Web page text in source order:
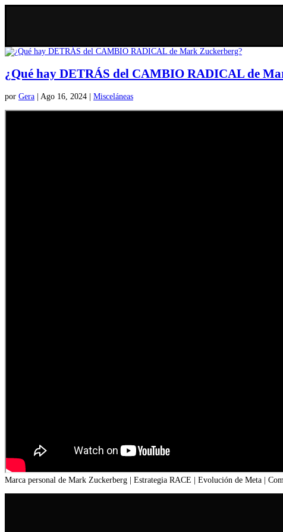
¿Qué hay DETRÁS del CAMBIO RADICAL de
por Gera Ago 16, 2024 Misceláneas
Marca personal de Mark Zuckerberg | Estrategia RACE | Evolución de Meta |